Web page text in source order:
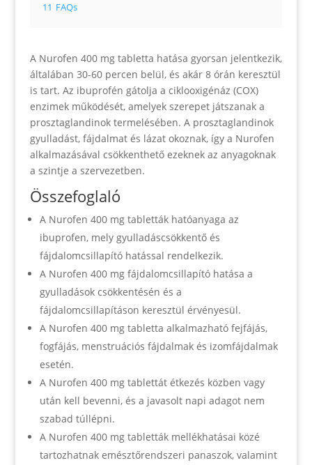
11 FAQs
A Nurofen 400 mg tabletta hatása gyorsan jelentkezik,
általában 30-60 percen belül, és akár 8 órán keresztül
is tart. Az ibuprofén gátolja a ciklooxigénáz (COX)
enzimek működését, amelyek szerepet játszanak a
prosztaglandinok termelésében. A prosztaglandinok
gyulladást, fájdalmat és lázat okoznak, így a Nurofen
alkalmazásával csökkenthető ezeknek az anyagoknak
a szintje a szervezetben.
Összefoglaló
A Nurofen 400 mg tabletták hatóanyaga az
ibuprofen, mely gyulladáscsökkentő és
fájdalomcsillapító hatással rendelkezik.
A Nurofen 400 mg fájdalomcsillapító hatása a
gyulladások csökkentésén és a
fájdalomcsillapításon keresztül érvényesül.
A Nurofen 400 mg tabletta alkalmazható fejfájás,
fogfájás, menstruációs fájdalmak és izomfájdalmak
esetén.
A Nurofen 400 mg tablettát étkezés közben vagy
után kell bevenni, és a javasolt napi adagot nem
szabad túllépni.
A Nurofen 400 mg tabletták mellékhatásai közé
tartozhatnak emésztőrendszeri panaszok, valamint